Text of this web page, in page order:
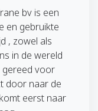
bv is een
en gebruikte
, zowel als
in de wereld
gereed voor
door naar de
eerst naar